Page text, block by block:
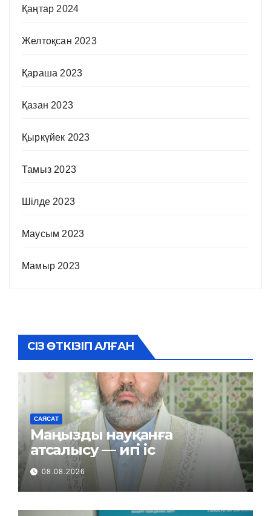
Қаңтар 2024
Желтоқсан 2023
Қараша 2023
Қазан 2023
Қыркүйек 2023
Тамыз 2023
Шілде 2023
Маусым 2023
Мамыр 2023
СІЗ ӨТКІЗІП АЛҒАН
САЯСАТ
Маңызды науқанға
атсалысу — игі іс
08.08.2026